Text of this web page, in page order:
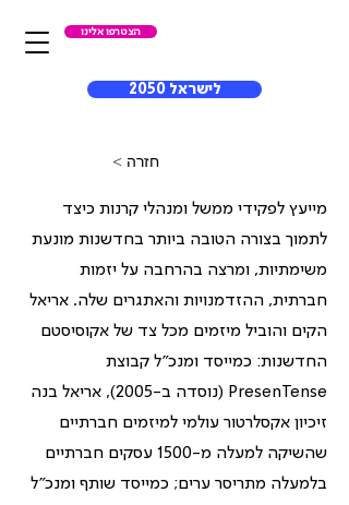
הצטרפו אלינו
לישראל 2050
< חזרה
מייעץ לפקידי ממשל ומנהלי קרנות כיצד
לתמוך בצורה הטובה ביותר בחדשנות מונעת
משימתיות, ומרצה בהרחבה על יזמות
חברתית, ההזדמנויות והאתגרים שלה. אריאל
הקים והוביל מיזמים מכל צד של אקוסיסטם
החדשנות: כמייסד ומנכ"ל קבוצת
PresenTense (נוסדה ב-2005), אריאל בנה
זיכיון אקסלרטור עולמי למיזמים חברתיים
שהשיקה למעלה מ-1500 עסקים חברתיים
בלמעלה מתריסר ערים; כמייסד שותף ומנכ"ל